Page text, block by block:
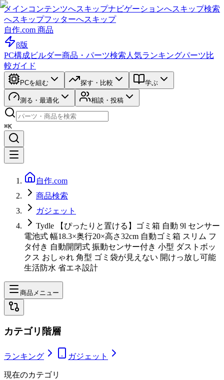
メインコンテンツへスキップナビゲーションへスキップ検索
へスキップフッターへスキップ
自作.com 商品
β版
PC構成ビルダー商品・パーツ検索 人気ランキングパーツ比
較ガイド
PCを組む 探す・比較 学ぶ
測る・最適化 相談・投稿
⌘K
自作.com
商品検索
ガジェット
Tydle 【ぴったりと置ける】ゴミ箱 自動 9l センサー
電池式 幅18.3×奥行20×高さ32cm 自動ゴミ箱 スリム フ
タ付き 自動開閉式 振動センサー付き 小型 ダストボッ
クス おしゃれ 角型 ゴミ袋が見えない 開けっ放し可能
生活防水 省エネ設計
商品メニュー
カテゴリ階層
ランキング ガジェット
現在のカテゴリ